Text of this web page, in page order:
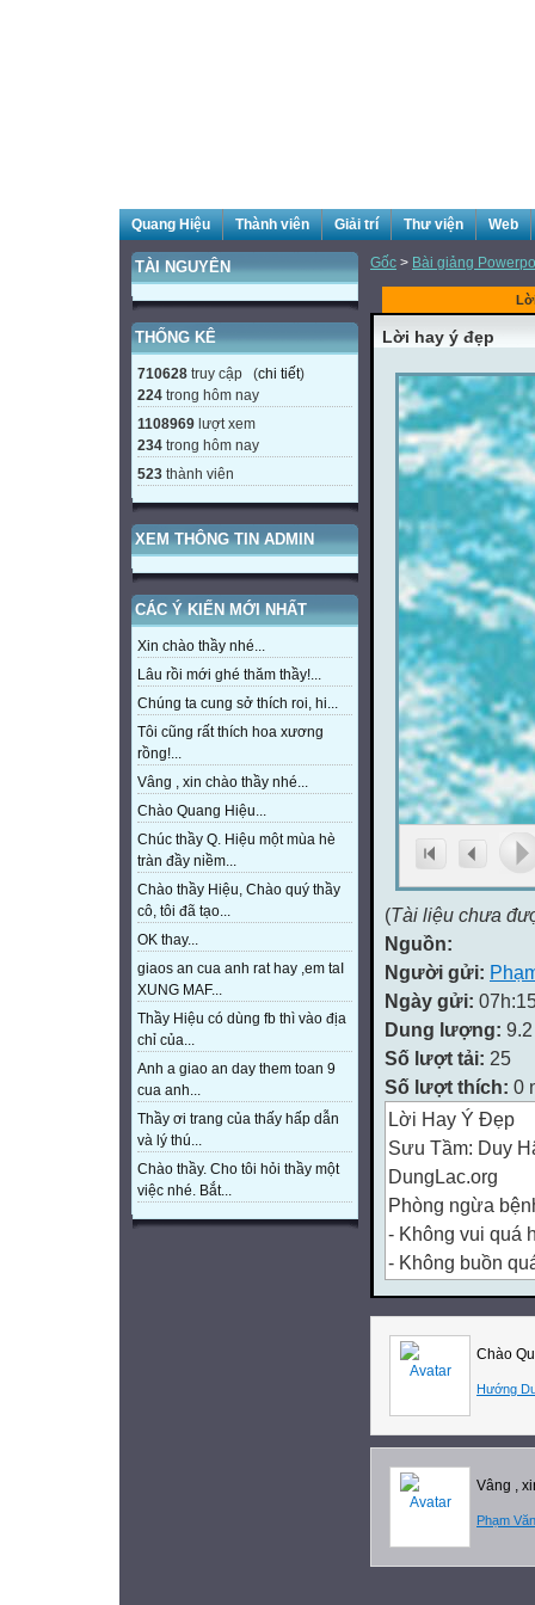
Quang Hiệu Thành viên Giải trí Thư viện Web
TÀI NGUYÊN
THỐNG KÊ
710628 truy cập (chi tiết)
224 trong hôm nay
1108969 lượt xem
234 trong hôm nay
523 thành viên
XEM THÔNG TIN ADMIN
CÁC Ý KIẾN MỚI NHẤT
Xin chào thầy nhé...
Lâu rồi mới ghé thăm thầy!...
Chúng ta cung sở thích roi, hi...
Tôi cũng rất thích hoa xương
rồng!...
Vâng , xin chào thầy nhé...
Chào Quang Hiệu...
Chúc thầy Q. Hiệu một mùa hè
tràn đầy niềm...
Chào thầy Hiệu, Chào quý thầy
cô, tôi đã tạo...
OK thay...
giaos an cua anh rat hay ,em taI
XUNG MAF...
Thầy Hiệu có dùng fb thì vào địa
chỉ của...
Anh a giao an day them toan 9
cua anh...
Thầy ơi trang của thấy hấp dẫn
và lý thú...
Chào thầy. Cho tôi hỏi thầy một
việc nhé. Bắt...
Gốc > Bài giảng
Lời hay ý đẹp
(Tài liệu chưa
Nguồn:
Người gửi:
Ngày gửi:
Dung lượng:
Số lượt tải: 25
Số lượt thích: 0
Lời Hay Ý Đẹp
Sưu Tầm: Duy
DungLac.org
Phòng ngừa
- Không vui quá
- Không buồn
- Không tức quá
- Không sợ quá
- Bớt ăn hăng
- Tránh nhổ
Chào
Hướng
Vâng ,
Phạm